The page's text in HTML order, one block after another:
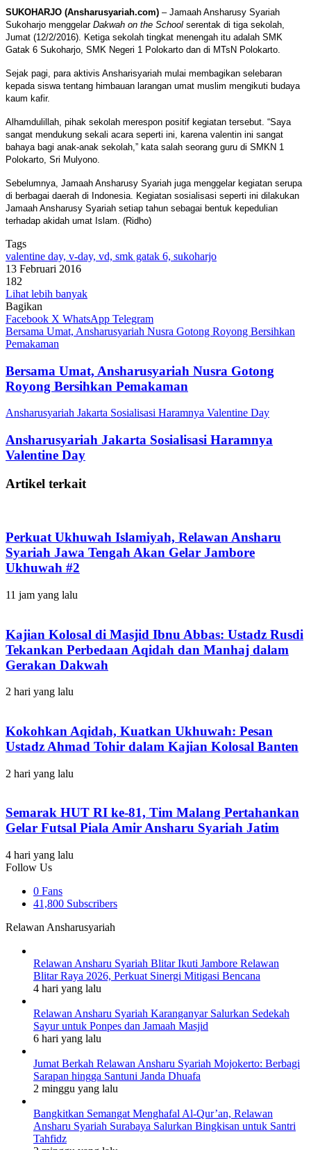
SUKOHARJO (Ansharusyariah.com) – Jamaah Ansharusy Syariah
Sukoharjo menggelar Dakwah on the School serentak di tiga sekolah,
Jumat (12/2/2016). Ketiga sekolah tingkat menengah itu adalah SMK
Gatak 6 Sukoharjo, SMK Negeri 1 Polokarto dan di MTsN Polokarto.
Sejak pagi, para aktivis Ansharisyariah mulai membagikan selebaran
kepada siswa tentang himbauan larangan umat muslim mengikuti budaya
kaum kafir.
Alhamdulillah, pihak sekolah merespon positif kegiatan tersebut. “Saya
sangat mendukung sekali acara seperti ini, karena valentin ini sangat
bahaya bagi anak-anak sekolah,” kata salah seorang guru di SMKN 1
Polokarto, Sri Mulyono.
Sebelumnya, Jamaah Ansharusy Syariah juga menggelar kegiatan serupa
di berbagai daerah di Indonesia. Kegiatan sosialisasi seperti ini dilakukan
Jamaah Ansharusy Syariah setiap tahun sebagai bentuk kepedulian
terhadap akidah umat Islam. (Ridho)
Tags
valentine day, v-day, vd, smk gatak 6, sukoharjo
13 Februari 2016
182
Lihat lebih banyak
Bagikan
Facebook X WhatsApp Telegram
Bersama Umat, Ansharusyariah Nusra Gotong Royong Bersihkan
Pemakaman
Bersama Umat, Ansharusyariah Nusra Gotong
Royong Bersihkan Pemakaman
Ansharusyariah Jakarta Sosialisasi Haramnya Valentine Day
Ansharusyariah Jakarta Sosialisasi Haramnya
Valentine Day
Artikel terkait
Perkuat Ukhuwah Islamiyah, Relawan Ansharu
Syariah Jawa Tengah Akan Gelar Jambore
Ukhuwah #2
11 jam yang lalu
Kajian Kolosal di Masjid Ibnu Abbas: Ustadz Rusdi
Tekankan Perbedaan Aqidah dan Manhaj dalam
Gerakan Dakwah
2 hari yang lalu
Kokohkan Aqidah, Kuatkan Ukhuwah: Pesan
Ustadz Ahmad Tohir dalam Kajian Kolosal Banten
2 hari yang lalu
Semarak HUT RI ke-81, Tim Malang Pertahankan
Gelar Futsal Piala Amir Ansharu Syariah Jatim
4 hari yang lalu
Follow Us
0 Fans
41,800 Subscribers
Relawan Ansharusyariah
Relawan Ansharu Syariah Blitar Ikuti Jambore Relawan
Blitar Raya 2026, Perkuat Sinergi Mitigasi Bencana
4 hari yang lalu
Relawan Ansharu Syariah Karanganyar Salurkan Sedekah
Sayur untuk Ponpes dan Jamaah Masjid
6 hari yang lalu
Jumat Berkah Relawan Ansharu Syariah Mojokerto: Berbagi
Sarapan hingga Santuni Janda Dhuafa
2 minggu yang lalu
Bangkitkan Semangat Menghafal Al-Qur’an, Relawan
Ansharu Syariah Surabaya Salurkan Bingkisan untuk Santri
Tahfidz